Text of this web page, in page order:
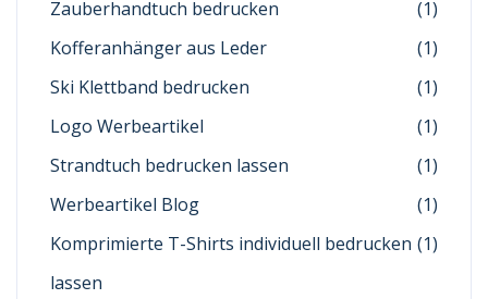
Zauberhandtuch bedrucken
(1)
Kofferanhänger aus Leder
(1)
Ski Klettband bedrucken
(1)
Logo Werbeartikel
(1)
Strandtuch bedrucken lassen
(1)
Werbeartikel Blog
(1)
Komprimierte T-Shirts individuell bedrucken
lassen
(1)